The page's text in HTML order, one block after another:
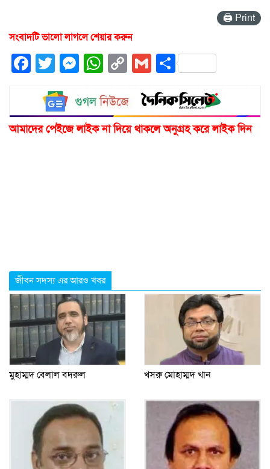
🖨 Print
সংবাদটি ভালো লাগলে শেয়ার করুন
Facebook
Twitter
Messenger
WhatsApp
CopyGmailShare
আমাদের পেইজে লাইক না দিয়ে থাকলে অনুগ্রহ করে লাইক দিন
জীবন সদস্য এর আরও খবর
মুহাম্মদ বেলাল বদরুল খসরু মোহাম্মদ খান